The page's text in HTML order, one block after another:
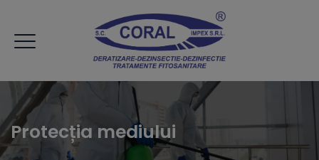
Protecția mediului